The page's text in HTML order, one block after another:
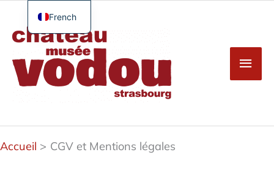
Aller
contenu
Accueil CGV et Mentions légales
French
English
German
Spanish